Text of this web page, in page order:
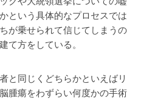
という具体的なプロセスでは
が乗せられて信じてしまうの
て方をしている。
と同じくどちらかといえばリ
腫瘍をわずらい何度かの手術